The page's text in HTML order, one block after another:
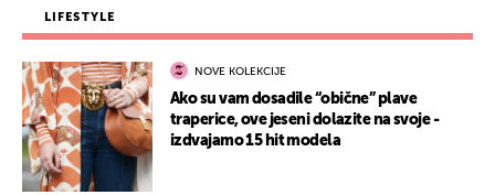
LIFESTYLE
NOVE KOLEKCIJE
Ako su vam dosadile “obične” plave
traperice, ove jeseni dolazite na svoje -
izdvajamo 15 hit modela